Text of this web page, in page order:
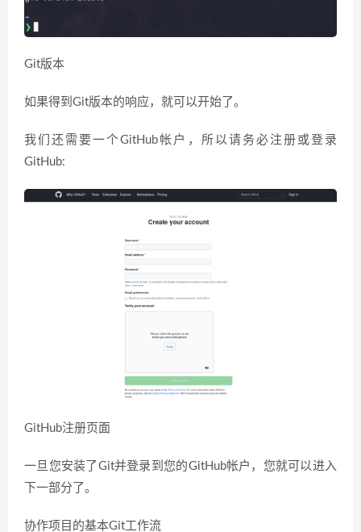
Git版本
如果得到Git版本的响应，就可以开始了。
我们还需要一个GitHub帐户，所以请务必注册或登录
GitHub:
GitHub注册页面
一旦您安装了Git并登录到您的GitHub帐户，您就可以进入
下一部分了。
协作项目的基本Git工作流